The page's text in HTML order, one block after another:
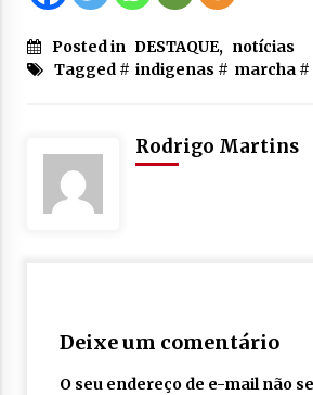
Posted in DESTAQUE, notícias
Tagged # indigenas # marcha#
Rodrigo Martins
Deixe um comentário
O seu endereço de e-mail não